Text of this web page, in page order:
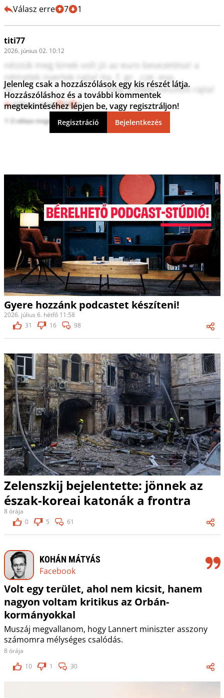
Válasz erre 7 1
titi77
2026. június 02. 10:12
nézzük meg kinek volt jó az euro bevezetése! a
németek nyertek rajta! ita. f. gr.  cze. esp.
hr.................................... meg a többi vesztett rajta!
Válasz erre 9 1
2 válasz megtekintése
Jelenleg csak a hozzászólások egy kis részét látja.
Hozzászóláshoz és a további kommentek
megtekintéséhez lépjen be, vagy regisztráljon!
Regisztráció Bejelentkezés
Gyere hozzánk podcastet készíteni!
2026. július 6. hétfő 11:58
31
16 98
Zelenszkij bejelentette: jönnek az
észak-koreai katonák a frontra
8 órája
0
5 61
KOHÁN MÁTYÁS
Facebook
Volt egy terület, ahol nem kicsit, hanem
nagyon voltam kritikus az Orbán-
kormányokkal
Muszáj megvallanom, hogy Lannert miniszter asszony
számomra mélységes csalódás.
8 órája
10
1 30